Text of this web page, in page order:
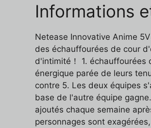
Informations
Netease Innovative Anime
des échauffourées de cour
d'intimité！ 1.
énergique parée de leurs
contre 5. Les deux équipes
base de l'autre équipe
ajoutés chaque semaine
personnages sont